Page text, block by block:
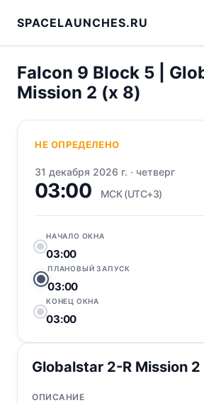
SPACELAUNCHES.RU
Falcon 9 Block 5 |
Mission 2 (x 8)
НЕ ОПРЕДЕЛЕНО
31 декабря 2026 г. · четверг
03:00 МСК (UTC+3)
НАЧАЛО ОКНА
03:00
ПЛАНОВЫЙ ЗАПУСК
03:00
КОНЕЦ ОКНА
03:00
Globalstar 2-R Mission 2
ОПИСАНИЕ